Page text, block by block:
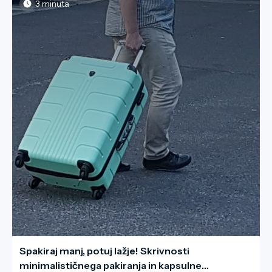
nevidne rane na divjini.
3 minuta
Spakiraj manj, potuj lažje! Skrivnosti
minimalističnega pakiranja in kapsulne